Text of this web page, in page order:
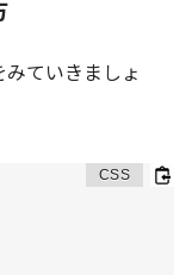
ていきましょ